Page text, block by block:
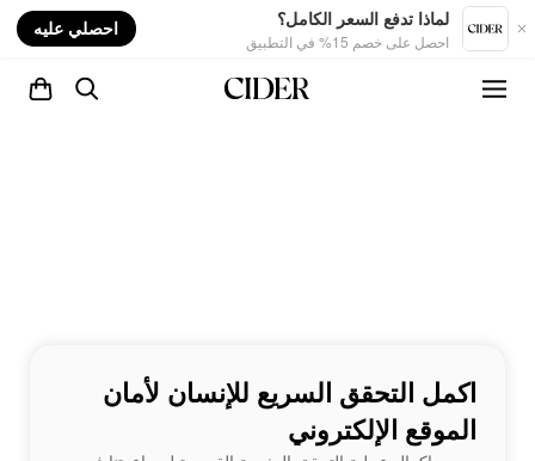
لماذا تدفع السعر الكامل؟
احصل على خصم 15% في التطبيق
احصلي عليه
اكمل التحقق السريع للإنسان لأمان
الموقع الإلكتروني